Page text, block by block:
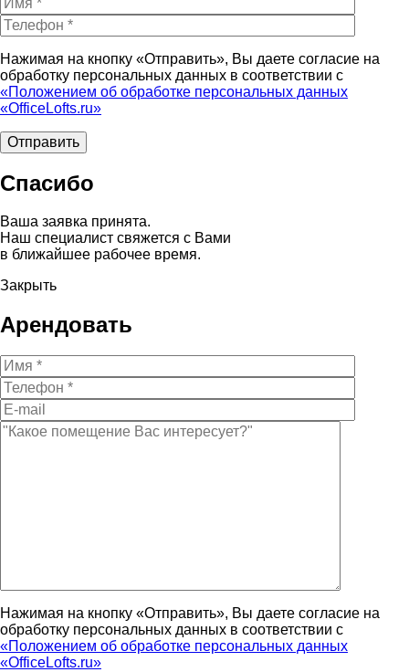
Нажимая на кнопку «Отправить», Вы даете согласие на
обработку персональных данных в соответствии с
«Положением об обработке персональных данных
«OfficeLofts.ru»
Спасибо
Ваша заявка принята.
Наш специалист свяжется с Вами
в ближайшее рабочее время.
Закрыть
Арендовать
Нажимая на кнопку «Отправить», Вы даете согласие на
обработку персональных данных в соответствии с
«Положением об обработке персональных данных
«OfficeLofts.ru»